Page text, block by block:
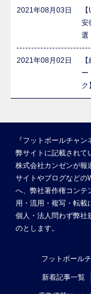
2021年08月03日
安
選
2021年08月02日
ー
ク】
『フットボールチャ
弊サイトに記載されて
株式会社カンゼンが報
サイトやブログなどの
へ、弊社著作権コンテ
用・流用・複写・転載
個人・法人問わず弊社
のとします。
フットボール
新着記事一覧